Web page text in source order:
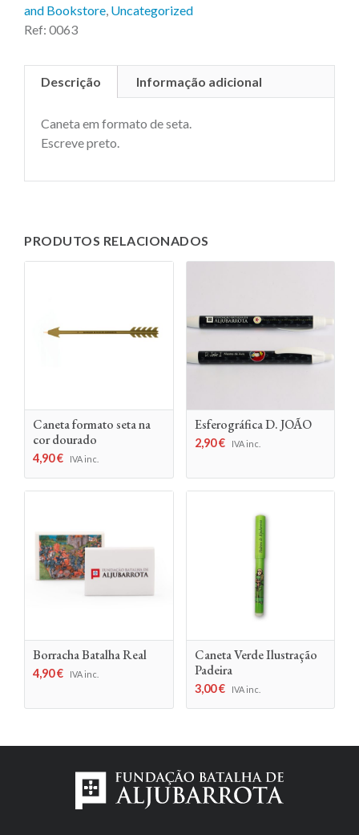
and Bookstore, Uncategorized
Ref: 0063
Descrição Informação adicional
Caneta em formato de seta.
Escreve preto.
PRODUTOS RELACIONADOS
Caneta formato seta na
cor dourado
4,90€ IVA inc.
Esferográfica D. JOÃO
2,90€ IVA inc.
Borracha Batalha Real
4,90€ IVA inc.
Caneta Verde Ilustração
Padeira
3,00€ IVA inc.